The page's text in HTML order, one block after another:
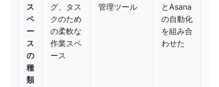
ス
ペ
ー
ス
の
種
類
グ、タス
クのため
の柔軟な
作業スペ
ース
管理ツール
とAsana
の自動化
を組み合
わせた